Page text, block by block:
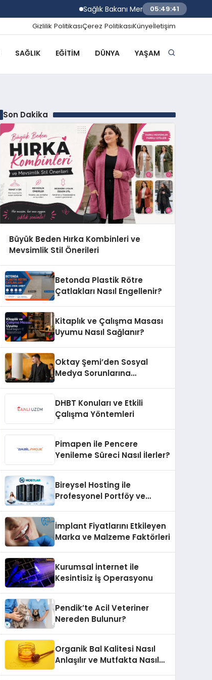
Sağlık Bakanı Memişoğlu Trabzon Şehir
05:49:42
Gizlilik PolitikasıÇerez PolitikasıKünyeİletişim
SAĞLIK EĞITIM DÜNYA YAŞAM
Son Dakika
Büyük Beden Hırka Kombinleri ve
Mevsimlik Stil Önerileri
Betonda Plastik Rötre
Çatlakları Nasıl Engellenir?
Kitaplık ve Çalışma Masası
Uyumu Nasıl Sağlanır?
Oktay Şemi’den Sosyal
Medya Sorunlarına
DHBT Konuları ve Etkili
Çalışma Yöntemleri
Pimapen ile Pencere
Yenileme Süreci Nasıl İlerler?
Bireysel Hosting ile
Profesyonel Portföy ve
İmplant Fiyatlarını Etkileyen
Marka ve Malzeme Faktörleri
Kurumsal İnternet ile
Kesintisiz İş Operasyonu
Pendik’te Acil Veteriner
Nereden Bulunur?
Organik Bal Kalitesi Nasıl
Anlaşılır ve Mutfakta Nasıl